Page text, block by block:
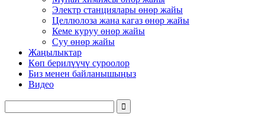
Электр станциялары өнөр жайы
Целлюлоза жана кагаз өнөр жайы
Кеме куруу өнөр жайы
Суу өнөр жайы
Жаңылыктар
Көп берилүүчү суроолор
Биз менен байланышыңыз
Видео